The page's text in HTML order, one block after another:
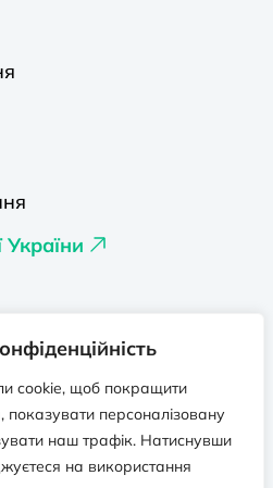
cookie, щоб покращити
персоналізовану
наш трафік. Натиснувши
на використання
України